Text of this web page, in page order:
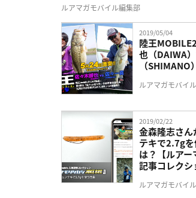
ルアマガモバイル編集部
2019/05/04
陸王
也（DAIWA
（SHIMANO
ルアマガモバイ
2019/02/22
金森隆志さ
テキで2.7g
は？【ルア
記事コレクシ
ルアマガモバイ